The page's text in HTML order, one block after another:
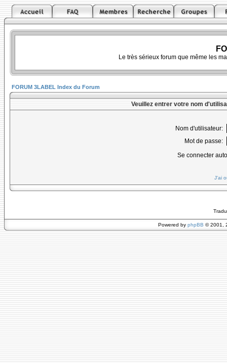
Le très sérieux forum que même les
FORUM 3LABEL Index du Forum
Veuillez entrer votre nom
Nom d'utilisateur:
Mot de passe:
Se connecter
J'ai
Powered by phpBB © 2001,